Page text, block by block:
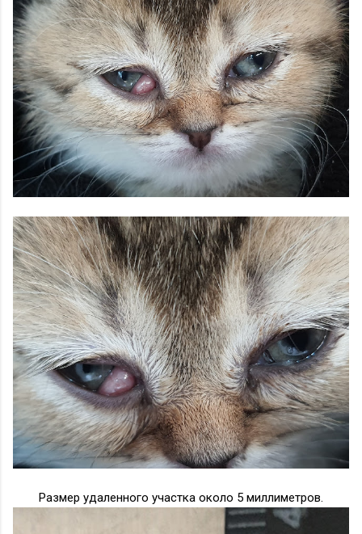
Размер удаленного участка около 5 миллиметров.